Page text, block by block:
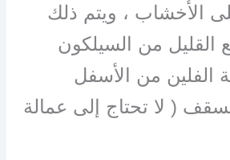
الأخشاب ، ويتم ذلك
من السيلكون
من الأسفل
( لا تحتاج إلى عمالة